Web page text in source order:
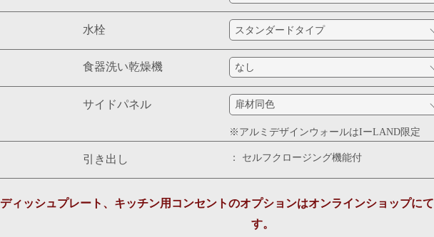
水栓
食器洗い乾燥機
サイドパネル
※アルミデザインウォールはIーLAND限定
引き出し セルフクロージング機能付
ディッシュプレート、キッチン用コンセントのオプションはオンラインショップにて
す。